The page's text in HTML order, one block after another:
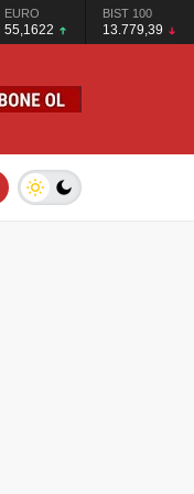
EURO
55,1622
BIST 100
13.779,39